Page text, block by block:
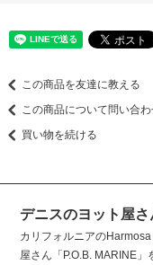
この商品を友達に教える
この商品について問い合わ
買い物を続ける
デニスのヨット屋さ
カリフォルニアの
屋さん「P.O.B. MARINE